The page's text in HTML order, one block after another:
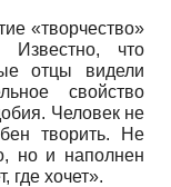
«творчество»
Известно, что
отцы видели
свойство
Человек не
творить. Не
но и наполнен
где хочет».